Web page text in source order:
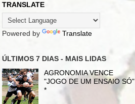
TRANSLATE
Powered by Translate
ÚLTIMOS 7 DIAS - MAIS LIDAS
AGRONOMIA VENCE
"JOGO DE UM ENSAIO SÓ"
*